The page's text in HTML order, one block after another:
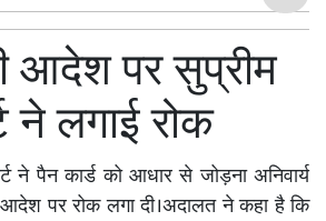
आदेश पर सुप्रीम
ने लगाई रोक
ने पैन कार्ड को आधार से जोड़ना अनिवार्य
पर रोक लगा दी।अदालत ने कहा है कि